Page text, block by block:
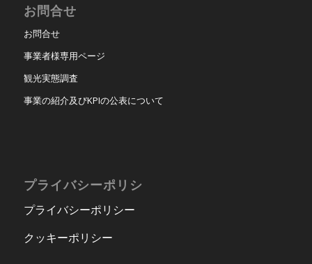
お問合せ
お問合せ
事業者様専用ページ
観光実態調査
事業の紹介及びKPIの公表について
プライバシーポリシ
プライバシーポリシー
クッキーポリシー